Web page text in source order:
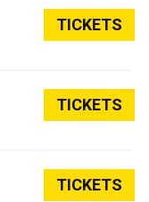
TICKETS
TICKETS
TICKETS